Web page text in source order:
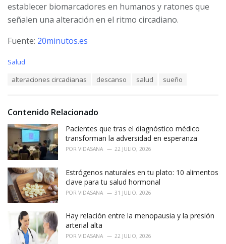
establecer biomarcadores en humanos y ratones que
señalen una alteración en el ritmo circadiano.
Fuente: 20minutos.es
C
r
i
:
Salud
:
alteraciones circadianas descanso salud sueño
Contenido Relacionado
Pacientes que tras el diagnóstico médico
transforman la adversidad en esperanza
POR VIDASANA 22 JULIO, 2026
Estrógenos naturales en tu plato: 10 alimentos
clave para tu salud hormonal
POR VIDASANA 31 JULIO, 2026
Hay relación entre la menopausia y la presión
arterial alta
POR VIDASANA 22 JULIO, 2026